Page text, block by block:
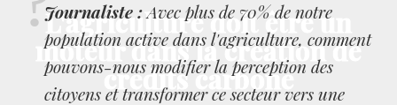
L'agriculture doit être un
moteur dans la création de
crédits carbone
Journaliste :Avec plus de 70% de notre
population active dans l'agriculture, comment
pouvons-nous modifier la perception des
citoyens et transformer ce secteur vers une